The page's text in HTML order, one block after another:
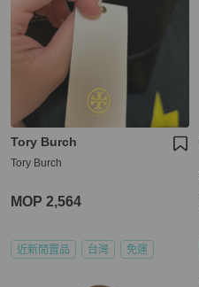
Tory Burch
Tory Burch
MOP 2,564
近新閒置品 台灣 免運